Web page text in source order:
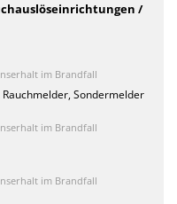
/
im Brandfall
Sondermelder
im Brandfall
im Brandfall